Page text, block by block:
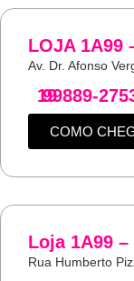
LOJA 1A99
Av. Dr. Afonso
19
99889-
COMO
Loja 1A99
Rua Humberto